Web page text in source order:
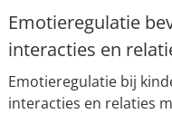
Emotieregulatie
interacties en
Emotieregulatie bij
interacties en relaties